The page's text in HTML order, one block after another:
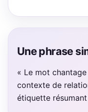
Une phrase
« Le mot
contexte de
étiquette